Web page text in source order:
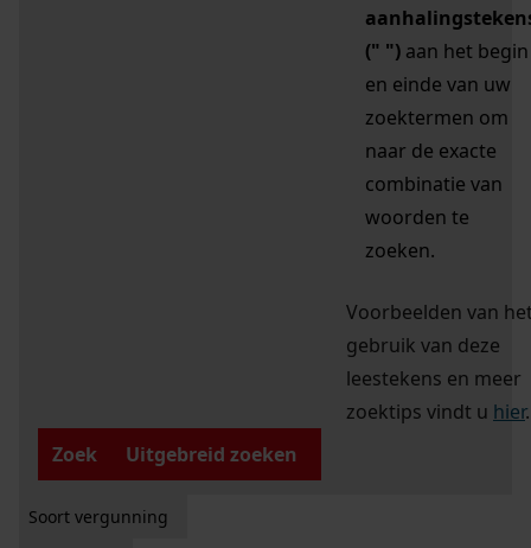
(" ") aan het begin
en einde van uw
zoektermen om
naar de exacte
combinatie van
woorden te
zoeken.
Voorbeelden van
gebruik van deze
leestekens en meer
zoektips vindt u hier.
Zoek
Uitgebreid zoeken
Soort vergunning